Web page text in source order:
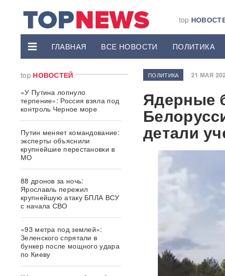
top
ГЛАВНАЯ ВСЕ НОВОСТИ ПОЛИТИКА
top НОВОСТЕЙ
«У Путина лопнуло
терпение»: Россия взяла под
контроль Черное море
Путин меняет командование:
эксперты объяснили
крупнейшие перестановки в
МО
88 дронов за ночь:
Ярославль пережил
крупнейшую атаку БПЛА ВСУ
с начала СВО
«93 метра под землей»:
Зеленского спрятали в
бункер после мощного удара
по Киеву
ПОЛИТИКА 21 МАЯ
Ядерные
детали